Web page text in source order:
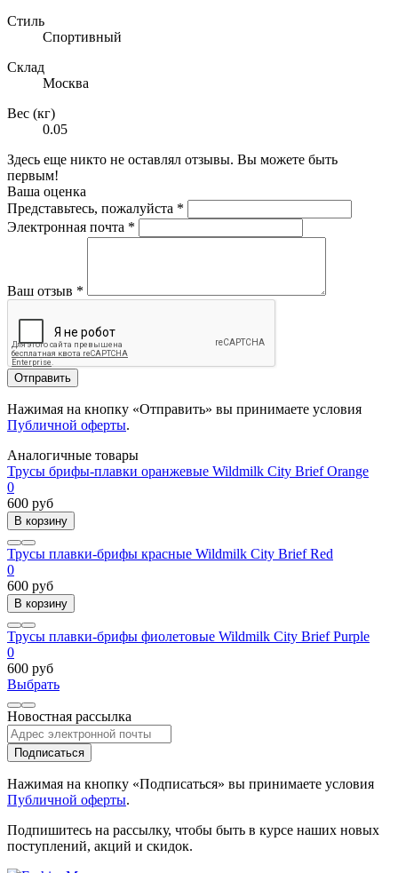
Стиль
Спортивный
Склад
Москва
Вес (кг)
0.05
Здесь еще никто не оставлял отзывы. Вы можете быть
первым!
Ваша оценка
Представьтесь, пожалуйста *
Электронная почта *
Ваш отзыв *
Отправить
Нажимая на кнопку «Отправить» вы принимаете условия
Публичной оферты.
Аналогичные товары
Трусы брифы-плавки оранжевые Wildmilk City Brief Orange
0
600 руб
В корзину
Трусы плавки-брифы красные Wildmilk City Brief Red
0
600 руб
В корзину
Трусы плавки-брифы фиолетовые Wildmilk City Brief Purple
0
600 руб
Выбрать
Новостная рассылка
Подписаться
Нажимая на кнопку «Подписаться» вы принимаете условия
Публичной оферты.
Подпишитесь на рассылку, чтобы быть в курсе наших новых
поступлений, акций и скидок.